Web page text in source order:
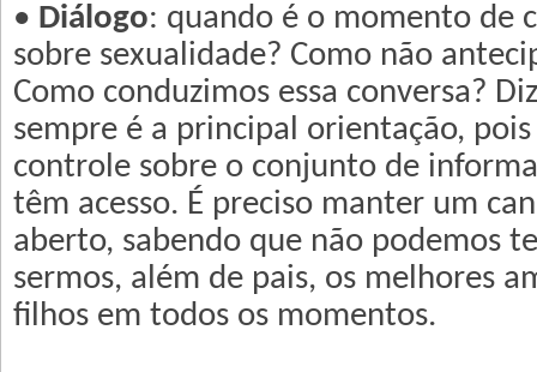
• Diálogo: quando é o momento de
sobre sexualidade? Como não
Como conduzimos essa conversa?
sempre é a principal orientação,
controle sobre o conjunto de
têm acesso. É preciso manter um
aberto, sabendo que não podemos
sermos, além de pais, os melhores
filhos em todos os momentos.